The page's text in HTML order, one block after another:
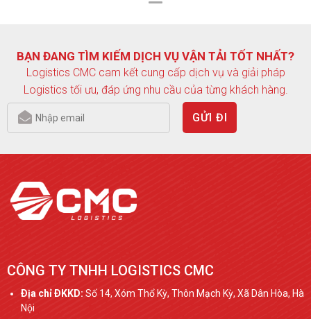
BẠN ĐANG TÌM KIẾM DỊCH VỤ VẬN TẢI TỐT NHẤT?
Logistics CMC cam kết cung cấp dịch vụ và giải pháp
Logistics tối ưu, đáp ứng nhu cầu của từng khách hàng.
GỬI ĐI
CÔNG TY TNHH LOGISTICS CMC
Ðịa chỉ ÐKKD: Số 14, Xóm Thổ Kỳ, Thôn Mạch Kỳ, Xã Dân Hòa, Hà
Nội